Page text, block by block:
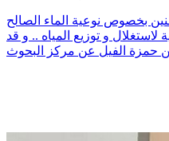
بخصوص نوعية الماء الصالح
و توزيع المياه .. و قد